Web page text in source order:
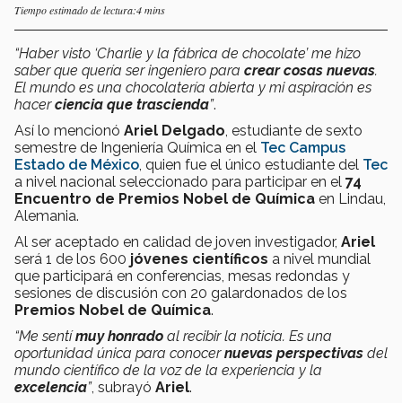
Tiempo estimado de lectura:4 mins
“Haber visto ‘Charlie y la fábrica de chocolate’ me hizo
saber que quería ser ingeniero para crear cosas nuevas.
El mundo es una chocolatería abierta y mi aspiración es
hacerciencia que trascienda”.
Así lo mencionó Ariel Delgado , estudiante de sexto
semestre de Ingeniería Química en el Tec Campus
Estado de México , quien fue el único estudiante del Tec
a nivel nacional seleccionado para participar en el 74
Encuentro de Premios Nobel de Química en Lindau,
Alemania.
Al ser aceptado en calidad de joven investigador, Ariel
será 1 de los 600 jóvenes científicos a nivel mundial
que participará en conferencias, mesas redondas y
sesiones de discusión con 20 galardonados de los
Premios Nobel de Química.
“Me sentímuy honrado al recibir la noticia. Es una
oportunidad única para conocernuevas perspectivas del
mundo científico de la voz de la experiencia y la
excelencia”, subrayó Ariel.